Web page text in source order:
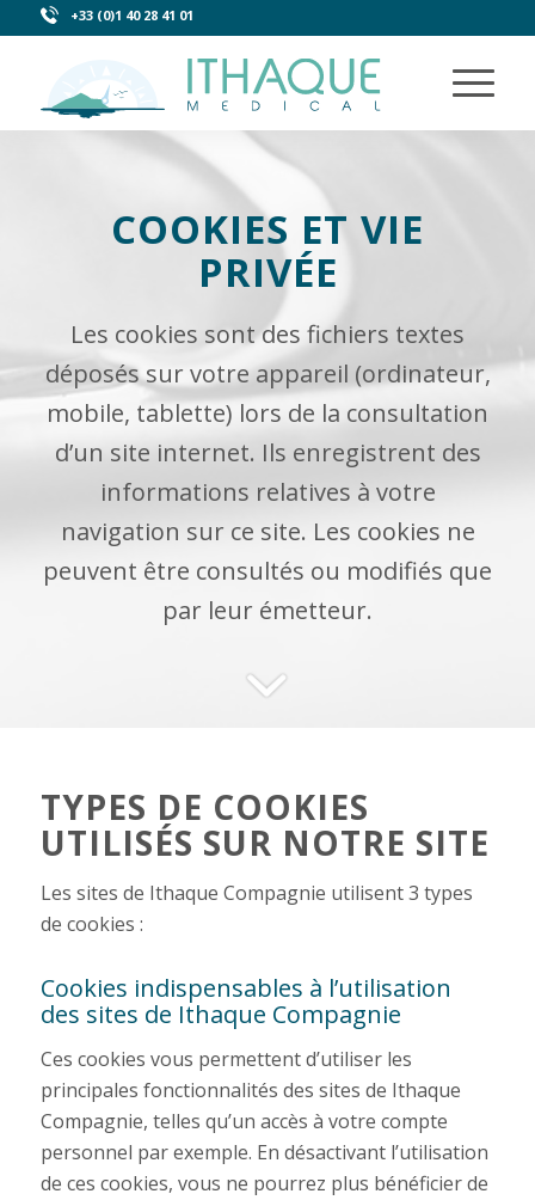
+33 (0)1 40 28 41 01
COOKIES ET VIE
PRIVÉE
Les cookies sont des fichiers textes
déposés sur votre appareil (ordinateur,
mobile, tablette) lors de la consultation
d’un site internet. Ils enregistrent des
informations relatives à votre
navigation sur ce site. Les cookies ne
peuvent être consultés ou modifiés que
par leur émetteur.
TYPES DE COOKIES
UTILISÉS SUR NOTRE SITE
Les sites de Ithaque Compagnie utilisent 3 types
de cookies :
Cookies indispensables à l’utilisation
des sites de Ithaque Compagnie
Ces cookies vous permettent d’utiliser les
principales fonctionnalités des sites de Ithaque
Compagnie, telles qu’un accès à votre compte
personnel par exemple. En désactivant l’utilisation
de ces cookies, vous ne pourrez plus bénéficier de